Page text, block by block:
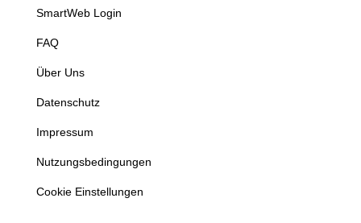
SmartWeb Login
FAQ
Über Uns
Datenschutz
Impressum
Nutzungsbedingungen
Cookie Einstellungen